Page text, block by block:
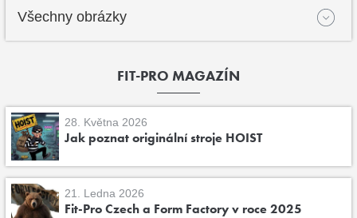
Všechny obrázky
FIT-PRO MAGAZÍN
28. Května 2026
Jak poznat originální stroje HOIST
21. Ledna 2026
Fit-Pro Czech a Form Factory v roce 2025